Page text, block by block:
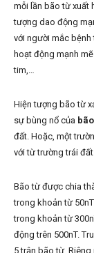
mỗi lần bão từ xuất
tượng dao động
với người mắc
hoạt động mạnh
tim,…
Hiện tượng bão từ
sự bùng nổ của
đất. Hoặc, một
với từ trường trái
Bão từ được chia
trong khoản từ
trong khoản từ
động trên 500nT.
5 trận bão từ.